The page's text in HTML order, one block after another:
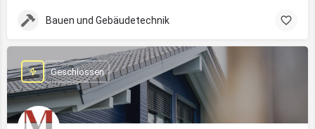
Bauen und Gebäudetechnik
Geschlossen